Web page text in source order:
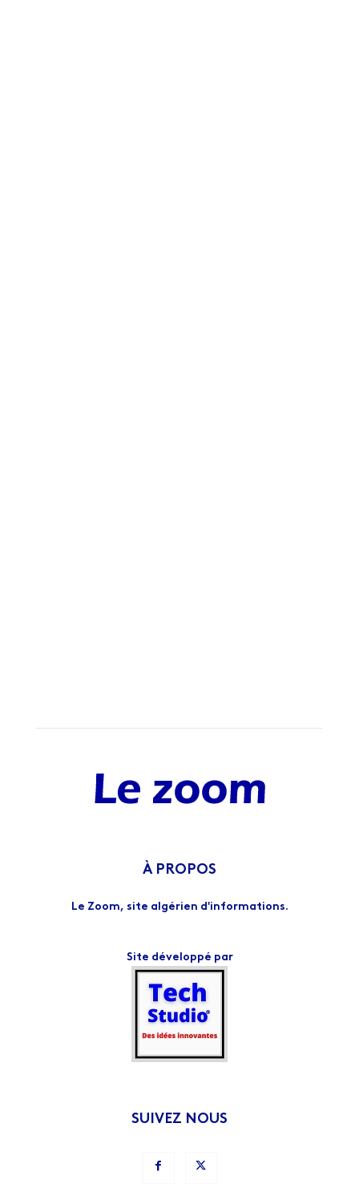
À PROPOS
Le Zoom, site algérien d'informations.
Site développé par
SUIVEZ NOUS